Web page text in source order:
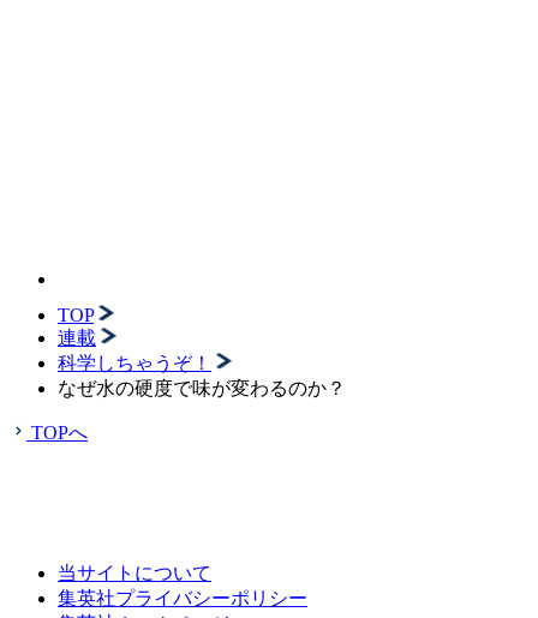
TOP
連載
科学しちゃうぞ！
なぜ水の硬度で味が変わるのか？
TOPへ
当サイトについて
集英社プライバシーポリシー